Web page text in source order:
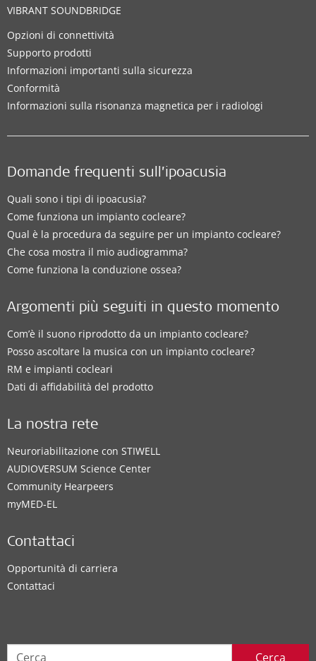
VIBRANT SOUNDBRIDGE
Opzioni di connettività
Supporto prodotti
Informazioni importanti sulla sicurezza
Conformità
Informazioni sulla risonanza magnetica per i radiologi
Domande frequenti sull’ipoacusia
Quali sono i tipi di ipoacusia?
Come funziona un impianto cocleare?
Qual è la procedura da seguire per un impianto cocleare?
Che cosa mostra il mio audiogramma?
Come funziona la conduzione ossea?
Argomenti più seguiti in questo momento
Com’è il suono riprodotto da un impianto cocleare?
Posso ascoltare la musica con un impianto cocleare?
RM e impianti cocleari
Dati di affidabilità del prodotto
La nostra rete
Neuroriabilitazione con STIWELL
AUDIOVERSUM Science Center
Community Hearpeers
myMED‑EL
Contattaci
Opportunità di carriera
Contattaci
Cerca